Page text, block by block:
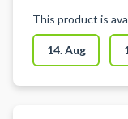
This product is
14. Aug